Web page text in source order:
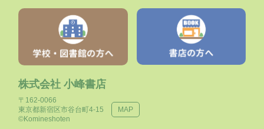
株式会社 小峰書店
〒162-0066
東京都新宿区市谷台町4-15
MAP
©Komineshoten